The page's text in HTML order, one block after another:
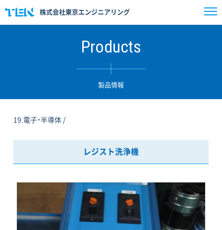
株式会社東京エンジニアリング
Products
製品情報
19.電子・半導体 /
レジスト洗浄機